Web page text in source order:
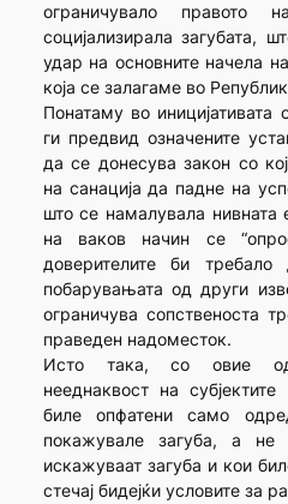
ограничувало правото
социјализирала загубата,
удар на основните начела
која се залагаме во
Понатаму во иницијативата
ги предвид означените
да се донесува закон со
на санација да падне на
што се намалувала
на ваков начин се
доверителите би
побарувањата од други
ограничува сопственоста
праведен надоместок.
Исто така, со овие
нееднаквост на
биле опфатени само
покажувале загуба, а не
искажуваат загуба и кои
стечај бидејќи условите за